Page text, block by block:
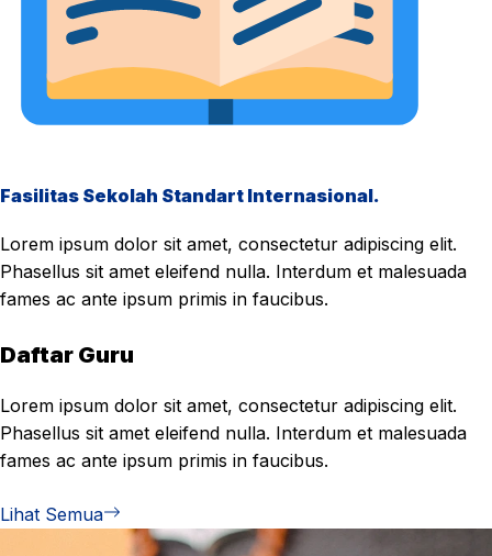
Fasilitas Sekolah Standart Internasional.
Lorem ipsum dolor sit amet, consectetur adipiscing elit.
Phasellus sit amet eleifend nulla. Interdum et malesuada
fames ac ante ipsum primis in faucibus.
Daftar Guru
Lorem ipsum dolor sit amet, consectetur adipiscing elit.
Phasellus sit amet eleifend nulla. Interdum et malesuada
fames ac ante ipsum primis in faucibus.
Lihat Semua